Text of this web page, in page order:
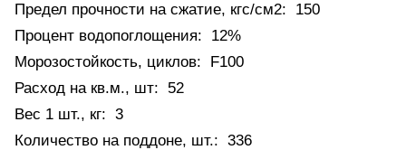
Предел прочности на сжатие, кгс/см2:
150
Процент водопоглощения:
12%
Морозостойкость, циклов:
F100
Расход на кв.м., шт:
52
Вес 1 шт., кг: 3
Количество на поддоне, шт.: 336